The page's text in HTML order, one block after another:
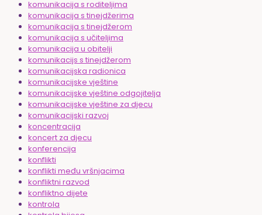
komunikacija s roditeljima
komunikacija s tinejdžerima
komunikacija s tinejdžerom
komunikacija s učiteljima
komunikacija u obitelji
komunikacijs s tinejdžerom
komunikacijska radionica
komunikacijske vještine
komunikacijske vještine odgojitelja
komunikacijske vještine za djecu
komunikacijski razvoj
koncentracija
koncert za djecu
konferencija
konflikti
konflikti među vršnjacima
konfliktni razvod
konfliktno dijete
kontrola